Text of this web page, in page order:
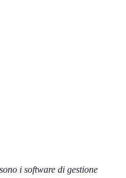
i software di gestione